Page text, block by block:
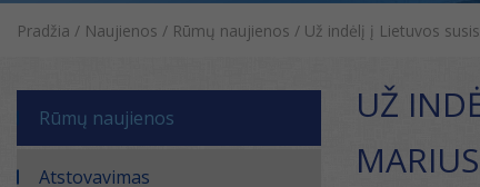
Pradžia / Naujienos / Rūmų naujienos / Už indėlį į Lietuvos
Rūmų naujienos
Atstovavimas
UŽ